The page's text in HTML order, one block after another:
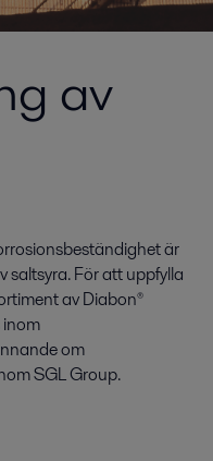
av
är
saltsyra. För att uppfylla
av Diabon®
om
SGL Group.